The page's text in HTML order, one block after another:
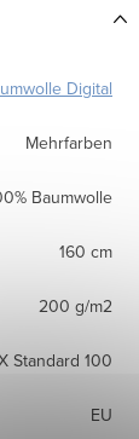
Digital
Mehrfarben
Baumwolle
160 cm
200 g/m2
Standard 100
EU